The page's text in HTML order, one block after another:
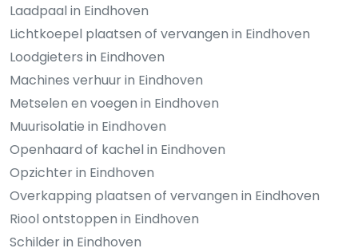
Laadpaal in Eindhoven
Lichtkoepel plaatsen of vervangen in Eindhoven
Loodgieters in Eindhoven
Machines verhuur in Eindhoven
Metselen en voegen in Eindhoven
Muurisolatie in Eindhoven
Openhaard of kachel in Eindhoven
Opzichter in Eindhoven
Overkapping plaatsen of vervangen in Eindhoven
Riool ontstoppen in Eindhoven
Schilder in Eindhoven